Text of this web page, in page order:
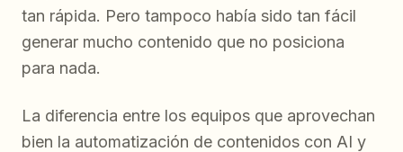
tan rápida. Pero tampoco había sido tan fácil
generar mucho contenido que no posiciona
para nada.
La diferencia entre los equipos que aprovechan
bien la automatización de contenidos con AI y